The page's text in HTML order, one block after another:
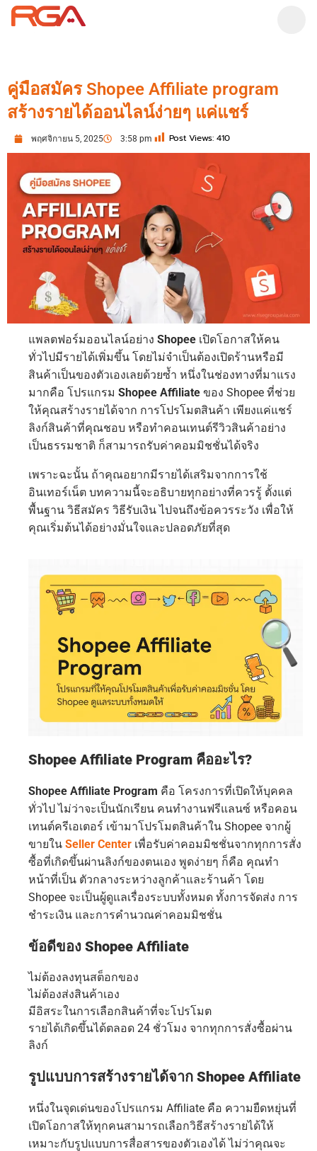
คู่มือสมัคร Shopee Affiliate program
สร้างรายได้ออนไลน์ง่ายๆ แค่แชร์
พฤศจิกายน 5, 2025 3:58 pm Post Views: 410
แพลตฟอร์มออนไลน์อย่าง Shopee เปิดโอกาสให้คน
ทั่วไปมีรายได้เพิ่มขึ้น โดยไม่จำเป็นต้องเปิดร้านหรือมี
สินค้าเป็นของตัวเองเลยด้วยซ้ำ หนึ่งในช่องทางที่มาแรง
มากคือ โปรแกรม Shopee Affiliate ของ Shopee ที่ช่วย
ให้คุณสร้างรายได้จาก การโปรโมตสินค้า เพียงแค่แชร์
ลิงก์สินค้าที่คุณชอบ หรือทำคอนเทนต์รีวิวสินค้าอย่าง
เป็นธรรมชาติ ก็สามารถรับค่าคอมมิชชั่นได้จริง
เพราะฉะนั้น ถ้าคุณอยากมีรายได้เสริมจากการใช้
อินเทอร์เน็ต บทความนี้จะอธิบายทุกอย่างที่ควรรู้ ตั้งแต่
พื้นฐาน วิธีสมัคร วิธีรับเงิน ไปจนถึงข้อควรระวัง เพื่อให้
คุณเริ่มต้นได้อย่างมั่นใจและปลอดภัยที่สุด
Shopee Affiliate Program คืออะไร?
Shopee Affiliate Program คือ โครงการที่เปิดให้บุคคล
ทั่วไป ไม่ว่าจะเป็นนักเรียน คนทำงานฟรีแลนซ์ หรือคอน
เทนต์ครีเอเตอร์ เข้ามาโปรโมตสินค้าใน Shopee จากผู้
ขายใน Seller Center เพื่อรับค่าคอมมิชชั่นจากทุกการสั่ง
ซื้อที่เกิดขึ้นผ่านลิงก์ของตนเอง พูดง่ายๆ ก็คือ คุณทำ
หน้าที่เป็น ตัวกลางระหว่างลูกค้าและร้านค้า โดย
Shopee จะเป็นผู้ดูแลเรื่องระบบทั้งหมด ทั้งการจัดส่ง การ
ชำระเงิน และการคำนวณค่าคอมมิชชั่น
ข้อดีของ Shopee Affiliate
ไม่ต้องลงทุนสต็อกของ
ไม่ต้องส่งสินค้าเอง
มีอิสระในการเลือกสินค้าที่จะโปรโมต
รายได้เกิดขึ้นได้ตลอด 24 ชั่วโมง จากทุกการสั่งซื้อผ่าน
ลิงก์
รูปแบบการสร้างรายได้จาก Shopee Affiliate
หนึ่งในจุดเด่นของโปรแกรม Affiliate คือ ความยืดหยุ่นที่
เปิดโอกาสให้ทุกคนสามารถเลือกวิธีสร้างรายได้ให้
เหมาะกับรูปแบบการสื่อสารของตัวเองได้ ไม่ว่าคุณจะ